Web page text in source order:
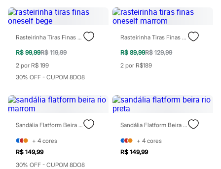
Shorts e Bermudas
Tops
Calcinhas
Cintas e Modeladores
Meias
Pijamas
Sutiãs e Tops
Moda praia
Maiôs
Saídas de praia
Plus size
Blusas e Camisetas
Calças
Casacos e Jaquetas
Jeans
Rasteirinha Tiras Finas Oneself Bege
R$ 99,99R$ 119,99
2 por R$ 199
30% OFF - CUPOM 8DO8
Rasteirinha Tiras Finas Oneself Marrom
R$ 89,99R$ 129,99
2 por R$189
Sandália Flatform Beira Rio Marrom
+ 4 cores
R$ 149,99
30% OFF - CUPOM 8DO8
Sandália Flatform Beira Rio Preta
+ 4 cores
R$ 149,99